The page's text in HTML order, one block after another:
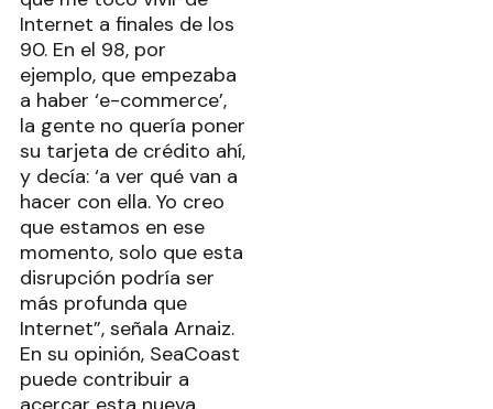
Internet a finales de los
90. En el 98, por
ejemplo, que empezaba
a haber ‘e-commerce’,
la gente no quería poner
su tarjeta de crédito ahí,
y decía: ‘a ver qué van a
hacer con ella. Yo creo
que estamos en ese
momento, solo que esta
disrupción podría ser
más profunda que
Internet”, señala Arnaiz.
En su opinión, SeaCoast
puede contribuir a